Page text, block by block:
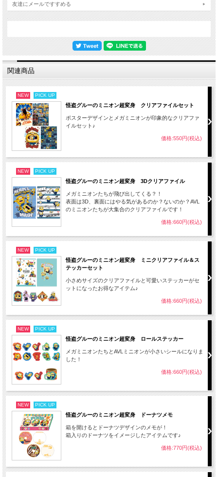
友達にメールですすめる
関連商品
NEW PICK UP
怪盗グルーのミニオン超変身 クリアファイルセット
ポスターデザインとメガミニオンが印象的なクリアファ
イルセット♪
価格:550円(税込)
NEW PICK UP
怪盗グルーのミニオン超変身 3Dクリアファイル
メガミニオンたちが飛び出してくる？！
表面は3D、裏面にはやる気があるのか？ないのか？AVL
のミニオンたちが大集合のクリアファイルです！
価格:660円(税込)
NEW PICK UP
怪盗グルーのミニオン超変身 ミニクリアファイル＆ス
テッカーセット
小さめサイズのクリアファイルと可愛いステッカーがセ
ットになったお得なアイテム♪
価格:660円(税込)
NEW PICK UP
怪盗グルーのミニオン超変身 ロールステッカー
メガミニオンたちとAVLミニオンが小さいシールになりま
した！
価格:660円(税込)
NEW PICK UP
怪盗グルーのミニオン超変身 ドーナツメモ
箱を開けるとドーナツデザインのメモが！
箱入りのドーナツをイメージしたアイテムです♪
価格:770円(税込)